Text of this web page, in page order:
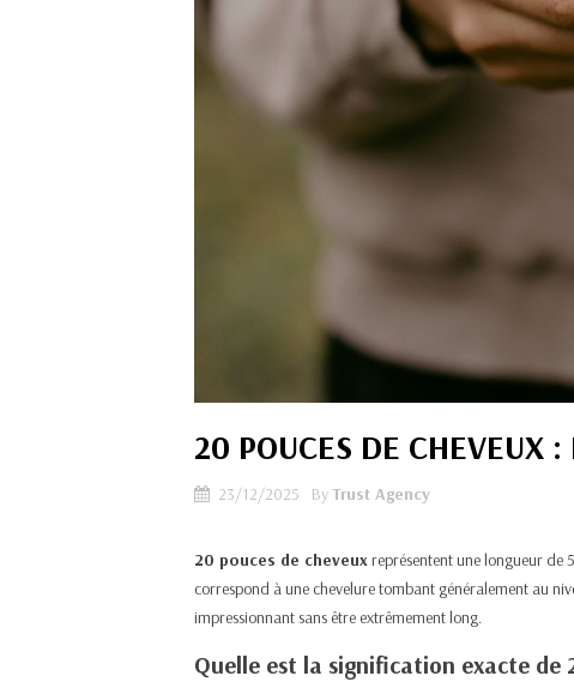
20 POUCES DE CHEVEUX
23/12/2025 ByTrust Agency
20 pouces de cheveuxreprésentent une longueur de
correspond à une chevelure tombant généralement au
impressionnant sans être extrêmement long.​
Quelle est la signification exacte de